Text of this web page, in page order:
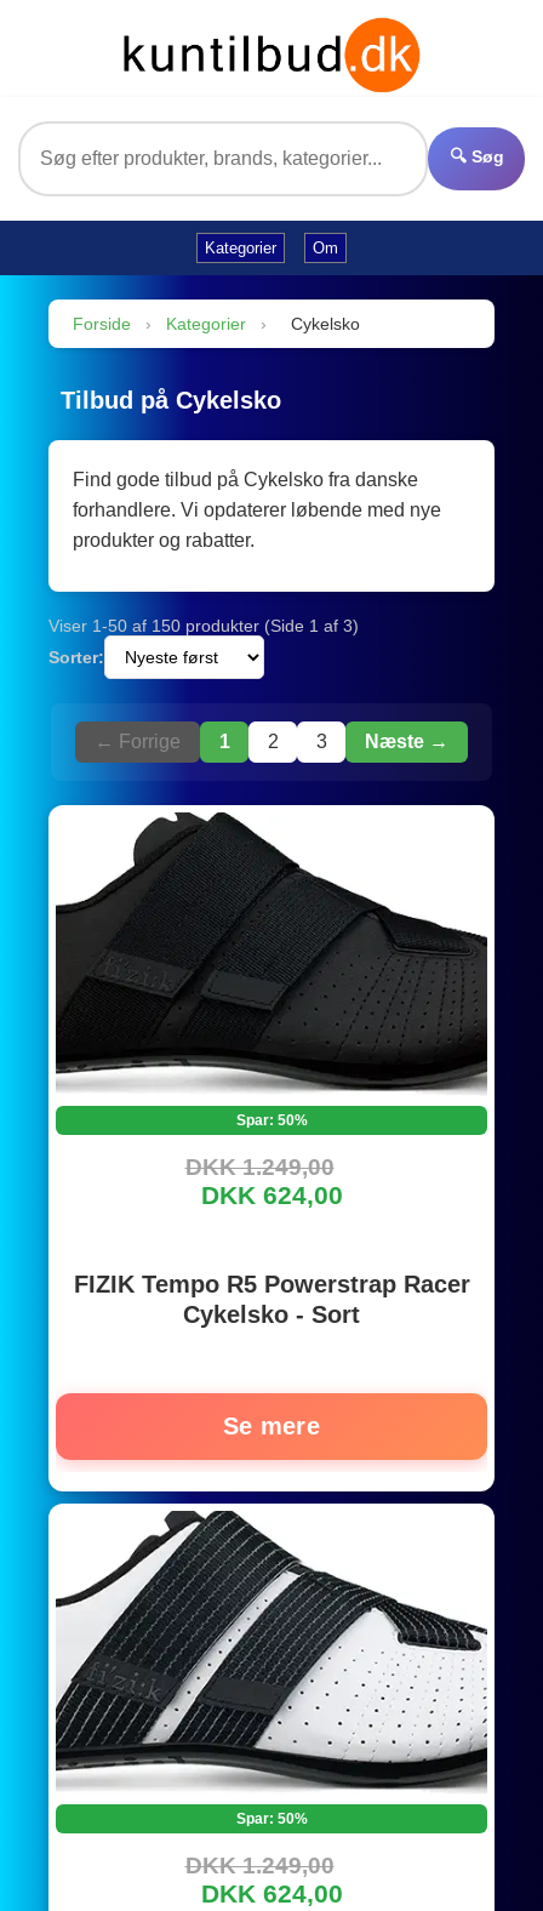
🔍 Søg
Kategorier Om
Forside › Kategorier › Cykelsko
Tilbud på Cykelsko
Find gode tilbud på Cykelsko fra danske
forhandlere. Vi opdaterer løbende med nye
produkter og rabatter.
Viser 1-50 af 150 produkter (Side 1 af 3)
Sorter:
← Forrige 1 2 3 Næste →
Spar: 50%
DKK 1.249,00
DKK 624,00
FIZIK Tempo R5 Powerstrap Racer
Cykelsko - Sort
Se mere
Spar: 50%
DKK 1.249,00
DKK 624,00